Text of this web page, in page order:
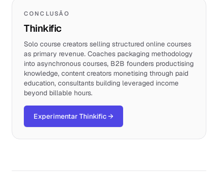
CONCLUSÃO
Thinkific
Solo course creators selling structured online courses
as primary revenue. Coaches packaging methodology
into asynchronous courses, B2B founders productising
knowledge, content creators monetising through paid
education, consultants building leveraged income
beyond billable hours.
Experimentar Thinkific→